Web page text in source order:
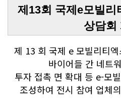
제13회 국제e모빌리
상담회
제 13 회 국제 e 모빌리티엑
바이어들 간 네트
투자 접촉 면 확대 등 e-모
조성하여 전시 참여 업체